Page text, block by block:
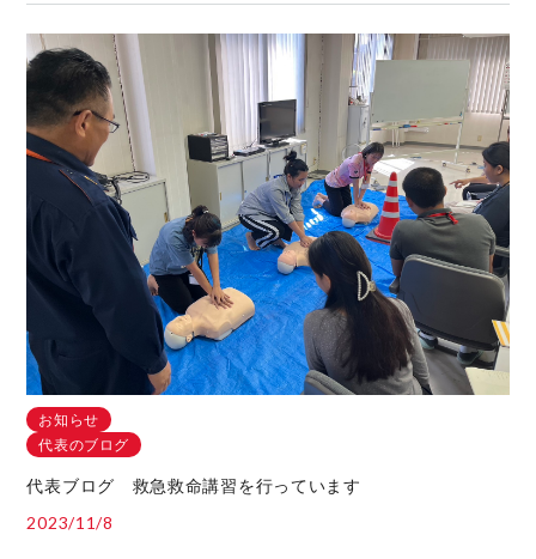
お知らせ
代表のブログ
代表ブログ 救急救命講習を行っています
2023/11/8